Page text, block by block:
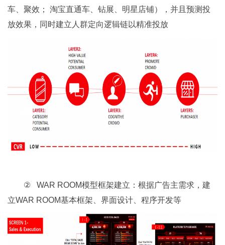
车、聚效； 淘宝直通车、钻展、明星店铺），并且预测投
放效果，同时建立人群定向逻辑链以精准投放
② WAR ROOM模型框架建立：根据广告主需求，建
立WAR ROOM基本框架、界面设计、程序开发等